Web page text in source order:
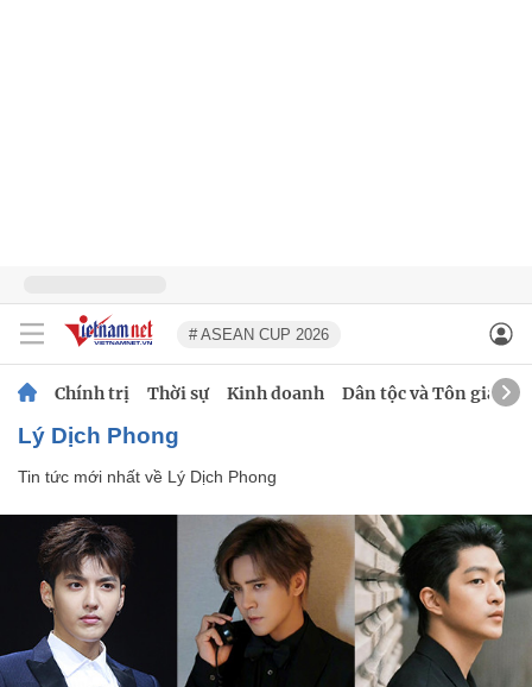
# ASEAN CUP 2026
Chính trị Thời sự Kinh doanh Dân tộc và Tôn giáo
Lý Dịch Phong
Tin tức mới nhất về Lý Dịch Phong